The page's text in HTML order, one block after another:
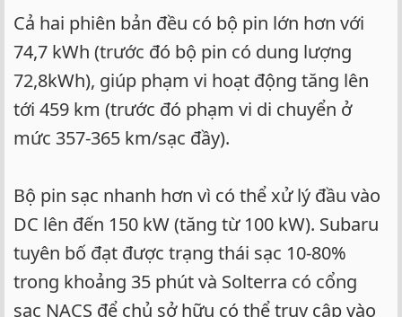
Cả hai phiên bản đều có bộ pin lớn hơn với
74,7 kWh (trước đó bộ pin có dung lượng
72,8kWh), giúp phạm vi hoạt động tăng lên
tới 459 km (trước đó phạm vi di chuyển ở
mức 357-365 km/sạc đầy).
Bộ pin sạc nhanh hơn vì có thể xử lý đầu vào
DC lên đến 150 kW (tăng từ 100 kW). Subaru
tuyên bố đạt được trạng thái sạc 10-80%
trong khoảng 35 phút và Solterra có cổng
sạc NACS để chủ sở hữu có thể truy cập vào